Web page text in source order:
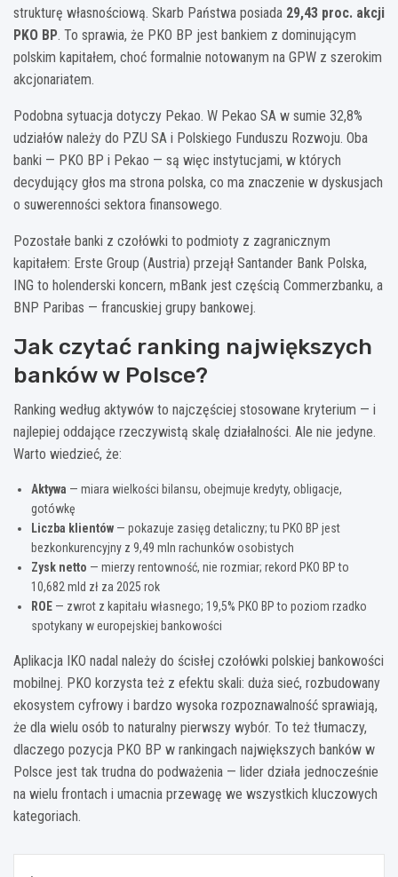
strukturę własnościową. Skarb Państwa posiada 29,43 proc. akcji
PKO BP. To sprawia, że PKO BP jest bankiem z dominującym
polskim kapitałem, choć formalnie notowanym na GPW z szerokim
akcjonariatem.
Podobna sytuacja dotyczy Pekao. W Pekao SA w sumie 32,8%
udziałów należy do PZU SA i Polskiego Funduszu Rozwoju. Oba
banki — PKO BP i Pekao — są więc instytucjami, w których
decydujący głos ma strona polska, co ma znaczenie w dyskusjach
o suwerenności sektora finansowego.
Pozostałe banki z czołówki to podmioty z zagranicznym
kapitałem: Erste Group (Austria) przejął Santander Bank Polska,
ING to holenderski koncern, mBank jest częścią Commerzbanku, a
BNP Paribas — francuskiej grupy bankowej.
Jak czytać ranking największych
banków w Polsce?
Ranking według aktywów to najczęściej stosowane kryterium — i
najlepiej oddające rzeczywistą skalę działalności. Ale nie jedyne.
Warto wiedzieć, że:
Aktywa — miara wielkości bilansu, obejmuje kredyty, obligacje,
gotówkę
Liczba klientów — pokazuje zasięg detaliczny; tu PKO BP jest
bezkonkurencyjny z 9,49 mln rachunków osobistych
Zysk netto — mierzy rentowność, nie rozmiar; rekord PKO BP to
10,682 mld zł za 2025 rok
ROE — zwrot z kapitału własnego; 19,5% PKO BP to poziom rzadko
spotykany w europejskiej bankowości
Aplikacja IKO nadal należy do ścisłej czołówki polskiej bankowości
mobilnej. PKO korzysta też z efektu skali: duża sieć, rozbudowany
ekosystem cyfrowy i bardzo wysoka rozpoznawalność sprawiają,
że dla wielu osób to naturalny pierwszy wybór. To też tłumaczy,
dlaczego pozycja PKO BP w rankingach największych banków w
Polsce jest tak trudna do podważenia — lider działa jednocześnie
na wielu frontach i umacnia przewagę we wszystkich kluczowych
kategoriach.